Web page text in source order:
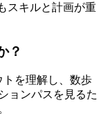
スキルと計画が重
？
トを理解し、数歩
ョンパスを見るた